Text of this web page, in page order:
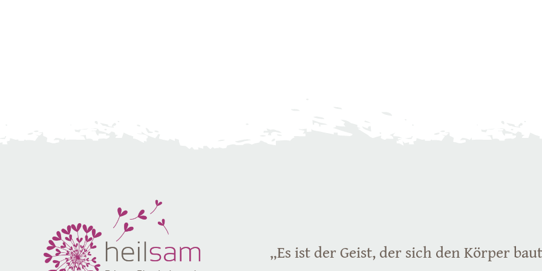
„Es ist der Geist, der sich den Körper